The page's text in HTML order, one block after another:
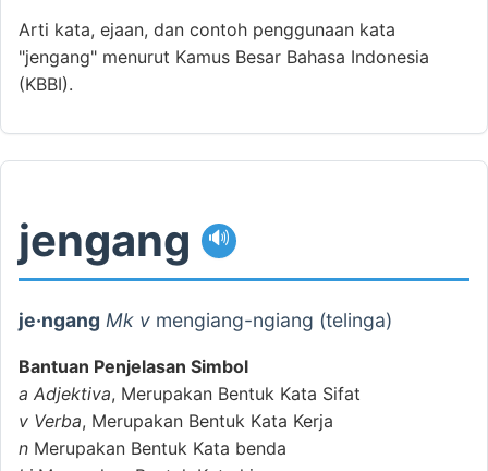
Arti kata, ejaan, dan contoh penggunaan kata
"jengang" menurut Kamus Besar Bahasa Indonesia
(KBBI).
jengang 🔊
je·ngang Mk v mengiang-ngiang (telinga)
Bantuan Penjelasan Simbol
a Adjektiva, Merupakan Bentuk Kata Sifat
v Verba, Merupakan Bentuk Kata Kerja
n Merupakan Bentuk Kata benda